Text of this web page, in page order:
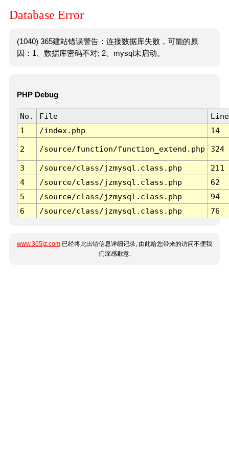
Database Error
(1040) 365建站错误警告：连接数据库失败，可能的原
因：1、数据库密码不对; 2、mysql未启动。
PHP Debug
No. File
Line
1
/index.php 14
2 /source/function/function_extend.php 324
3 /source/class/jzmysql.class.php
211
4
/source/class/jzmysql.class.php
62
5
/source/class/jzmysql.class.php
94
6
/source/class/jzmysql.class.php 76
www.365jz.com 已经将此出错信息详细记录, 由此给您带来的访问不便我
们深感歉意.